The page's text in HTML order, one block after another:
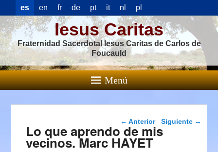
es en fr de pt it nl pl
Iesus Caritas
Fraternidad Sacerdotal Iesus Caritas de Carlos de
Foucauld
Menú
Navegación de
entradas
← Anterior Siguiente →
Lo que aprendo de mis
vecinos. Marc HAYET